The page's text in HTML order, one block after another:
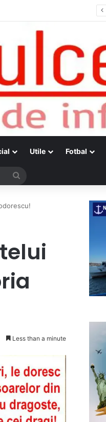
Folk Țestos
Utile Fotbal
Search
Less than a minute